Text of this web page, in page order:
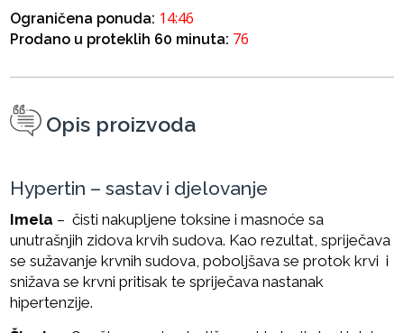
Ograničena ponuda: 14:45
Prodano u proteklih 60 minuta: 76
Opis proizvoda
Hypertin – sastav i djelovanje
Imela – čisti nakupljene toksine i masnoće sa
unutrašnjih zidova krvih sudova. Kao rezultat, spriječava
se sužavanje krvnih sudova, poboljšava se protok krvi i
snižava se krvni pritisak te spriječava nastanak
hipertenzije.